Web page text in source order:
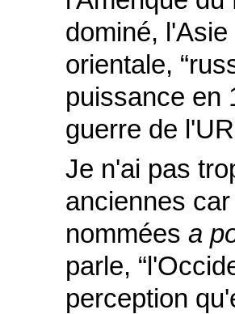
dominé,
orientale,
puissance en
guerre de
Je n'ai pas
anciennes
nommées a
parle,
perception